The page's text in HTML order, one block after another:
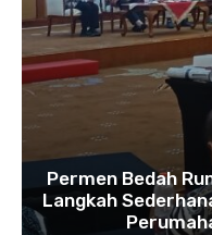
Permen Bedah
Langkah